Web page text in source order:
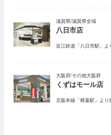
滋賀県/滋賀県全域
八日市店
近江鉄道「八日市駅」よ
大阪府/その他大阪府
くずはモール店
京阪本線「樟葉駅」より